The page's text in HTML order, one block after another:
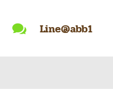
 Line@abb1